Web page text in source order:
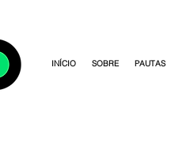
INÍCIO SOBRE PAUTAS